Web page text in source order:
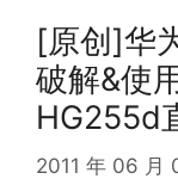
[原创]华
破解&使
HG255d
2011 年 06 月